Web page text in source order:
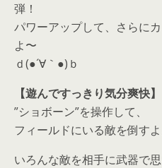
弾！
パワーアップして、さらに
よ〜
ｄ(●´∀｀●)ｂ
【遊んですっきり気分爽快】
”ショボーン”を操作して、
フィールドにいる敵を倒すよ
いろんな敵を相手に武器で